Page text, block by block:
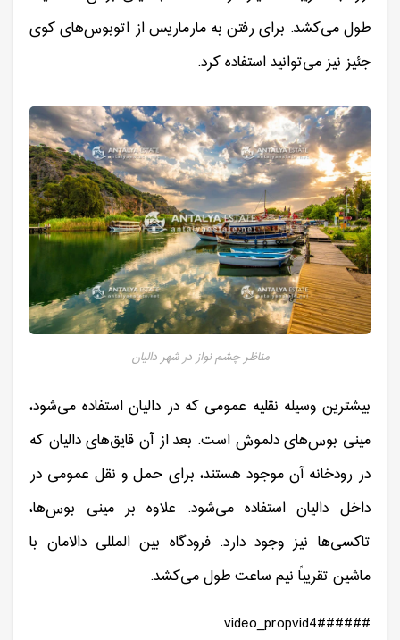
طول می‌کشد. برای رفتن به مارماریس از اتوبوس‌های کوی
جئیز نیز می‌توانید استفاده کرد.
مناظر چشم نواز در شهر دالیان
بیشترین وسیله نقلیه عمومی که در دالیان استفاده می‌شود،
مینی بوس‌های دلموش است. بعد از آن قایق‌های دالیان که
در رودخانه آن موجود هستند، برای حمل و نقل عمومی در
داخل دالیان استفاده می‌شود. علاوه بر مینی بوس‌ها،
تاکسی‌ها نیز وجود دارد. فرودگاه بین المللی دالامان با
ماشین تقریباً نیم ساعت طول می‌کشد.
###video_propvid4###